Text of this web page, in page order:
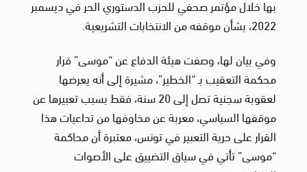
بها خلال مؤتمر صحفي للحزب الدستوري الحر في ديسمبر
2022، بشأن موقفه من الانتخابات التشريعية.
وفي بيان لها، وصفت هيئة الدفاع عن “موسى” قرار
محكمة التعقيب بـ “الخطير”، مشيرة إلى أنه يعرضها
لعقوبة سجنية تصل إلى 20 سنة، فقط بسبب تعبيرها عن
موقفها السياسي، معربة عن مخاوفها من تداعيات هذا
القرار على حرية التعبير في تونس، معتبرة أن محاكمة
“موسى” تأتي في سياق التضييق على الأصوات